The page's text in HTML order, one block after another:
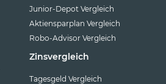
Junior-Depot Vergleich
Aktiensparplan Vergleich
Robo-Advisor Vergleich
Zinsvergleich
Tagesgeld Vergleich